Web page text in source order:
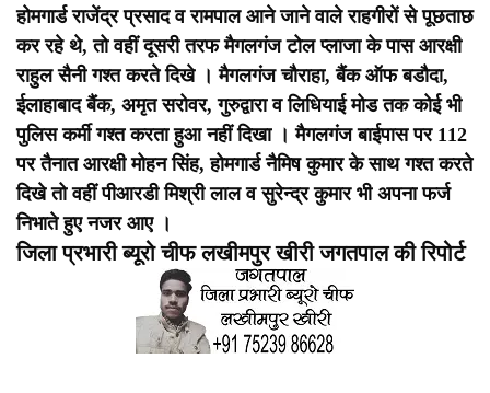
होमगार्ड राजेंद्र प्रसाद व रामपाल आने जाने वाले राहगीरों से पूछताछ
कर रहे थे, तो वहीं दूसरी तरफ मैगलगंज टोल प्लाजा के पास आरक्षी
राहुल सैनी गश्त करते दिखे । मैगलगंज चौराहा, बैंक ऑफ बडौदा,
ईलाहाबाद बैंक, अमृत सरोवर, गुरुद्वारा व लिधियाई मोड तक कोई भी
पुलिस कर्मी गश्त करता हुआ नहीं दिखा । मैगलगंज बाईपास पर 112
पर तैनात आरक्षी मोहन सिंह, होमगार्ड नैमिष कुमार के साथ गश्त करते
दिखे तो वहीं पीआरडी मिश्री लाल व सुरेन्द्र कुमार भी अपना फर्ज
निभाते हुए नजर आए ।
जिला प्रभारी ब्यूरो चीफ लखीमपुर खीरी जगतपाल की रिपोर्ट